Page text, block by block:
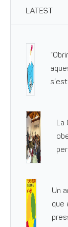
LATEST
La
Un
que